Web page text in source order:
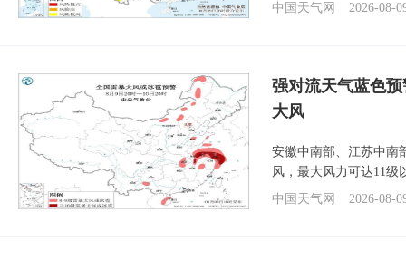
中国天气网
2026-08-
强对流天气蓝色
大风
安徽中南部、江苏中南
风，最大风力可达11级
中国天气网
2026-08-